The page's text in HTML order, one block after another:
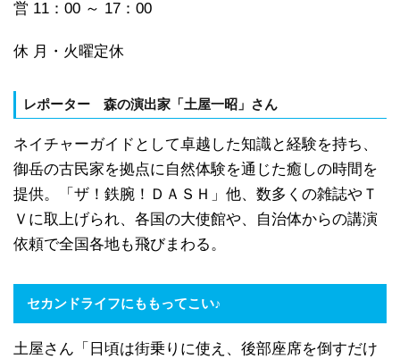
営 11：00 ～ 17：00
休 月・火曜定休
レポーター 森の演出家「土屋一昭」さん
ネイチャーガイドとして卓越した知識と経験を持ち、
御岳の古民家を拠点に自然体験を通じた癒しの時間を
提供。「ザ！鉄腕！ＤＡＳＨ」他、数多くの雑誌やＴ
Ｖに取上げられ、各国の大使館や、自治体からの講演
依頼で全国各地も飛びまわる。
セカンドライフにももってこい♪
土屋さん「日頃は街乗りに使え、後部座席を倒すだけ